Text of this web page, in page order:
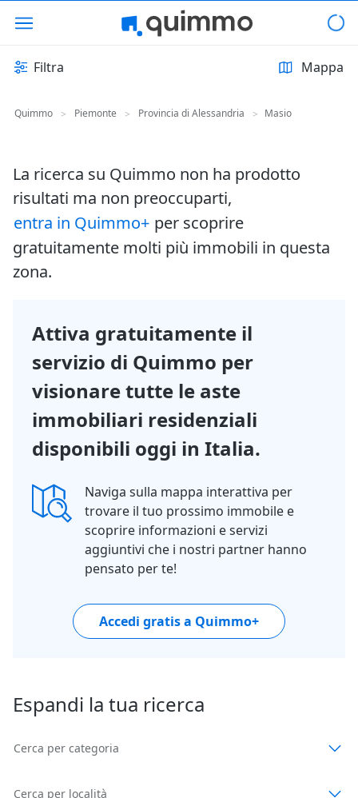
Filtra Mappa
Quimmo > Piemonte > Provincia di Alessandria > Masio
La ricerca su Quimmo non ha prodotto
risultati ma non preoccuparti,
entra in Quimmo+ per scoprire
gratuitamente molti più immobili in questa
zona.
Attiva gratuitamente il
servizio di Quimmo per
visionare tutte le aste
immobiliari residenziali
disponibili oggi in Italia.
Naviga sulla mappa interattiva per
trovare il tuo prossimo immobile e
scoprire informazioni e servizi
aggiuntivi che i nostri partner hanno
pensato per te!
Accedi gratis a Quimmo+
Espandi la tua ricerca
Cerca per categoria
Cerca per località